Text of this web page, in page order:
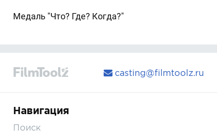
Медаль "Что? Где? Когда?"
casting@filmtoolz.ru
Навигация
Поиск